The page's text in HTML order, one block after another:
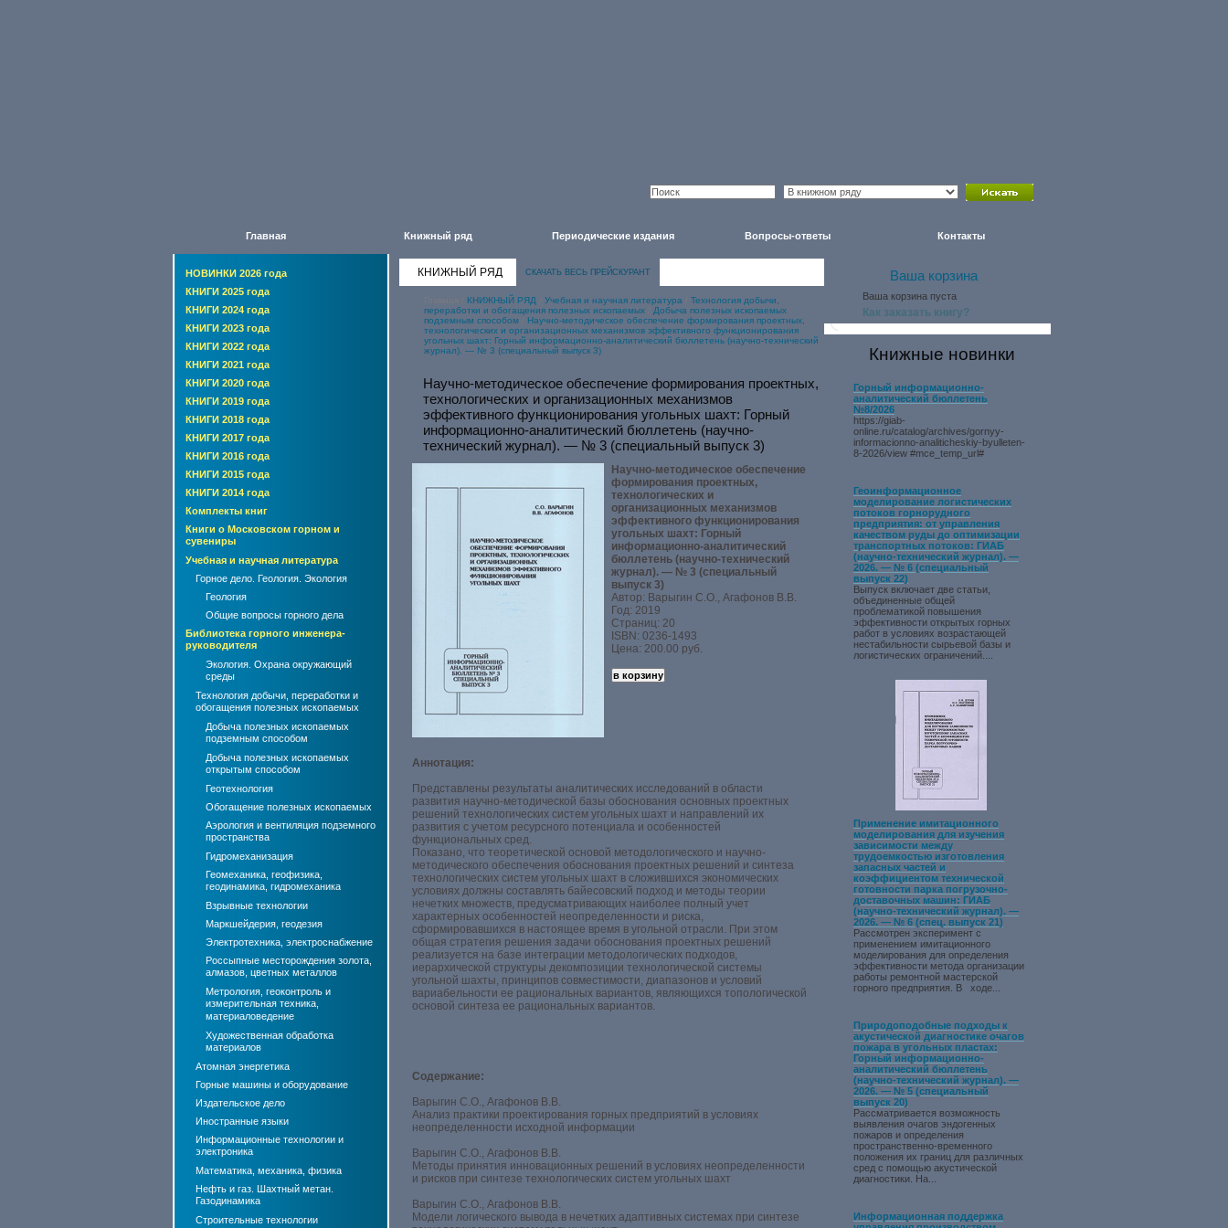
Главная Книжный ряд Периодические издания Вопросы-ответы Контакты
НОВИНКИ 2026 года
КНИГИ 2025 года
КНИГИ 2024 года
КНИГИ 2023 года
КНИГИ 2022 года
КНИГИ 2021 года
КНИГИ 2020 года
КНИГИ 2019 года
КНИГИ 2018 года
КНИГИ 2017 года
КНИГИ 2016 года
КНИГИ 2015 года
КНИГИ 2014 года
Комплекты книг
Книги о Московском горном и
сувениры
Учебная и научная литература
Горное дело. Геология. Экология
Геология
Общие вопросы горного дела
Библиотека горного инженера-
руководителя
Экология. Охрана окружающий
среды
Технология добычи, переработки и
обогащения полезных ископаемых
Добыча полезных ископаемых
подземным способом
Добыча полезных ископаемых
открытым способом
Геотехнология
Обогащение полезных ископаемых
Аэрология и вентиляция подземного
пространства
Гидромеханизация
Геомеханика, геофизика,
геодинамика, гидромеханика
Взрывные технологии
Маркшейдерия, геодезия
Электротехника, электроснабжение
Россыпные месторождения золота,
алмазов, цветных металлов
Метрология, геоконтроль и
измерительная техника,
материаловедение
Художественная обработка
материалов
Атомная энергетика
Горные машины и оборудование
Издательское дело
Иностранные языки
Информационные технологии и
электроника
Математика, механика, физика
Нефть и газ. Шахтный метан.
Газодинамика
Строительные технологии
КНИЖНЫЙ РЯД СКАЧАТЬ ВЕСЬ ПРЕЙСКУРАНТ
КНИЖНЫЙ РЯД Учебная и научная литература
Технология добычи,
переработки и обогащения полезных ископаемых
Добыча полезных ископаемых
подземным способом
Научно-методическое обеспечение формирования проектных,
технологических и организационных механизмов эффективного функционирования
угольных шахт: Горный информационно-аналитический бюллетень (научно-технический
журнал). — № 3 (специальный выпуск 3)
Научно-методическое обеспечение формирования проектных,
технологических и организационных механизмов
эффективного функционирования угольных шахт: Горный
информационно-аналитический бюллетень (научно-
технический журнал). — № 3 (специальный выпуск 3)
Научно-методическое обеспечение
формирования проектных,
технологических и
организационных механизмов
эффективного функционирования
угольных шахт: Горный
информационно-аналитический
бюллетень (научно-технический
журнал). — № 3 (специальный
выпуск 3)
Автор: Варыгин С.О., Агафонов В.В.
Год: 2019
Страниц: 20
ISBN: 0236-1493
Цена: 200.00 руб.
Аннотация:
Представлены результаты аналитических исследований в области
развития научно-методической базы обоснования основных проектных
решений технологических систем угольных шахт и направлений их
развития с учетом ресурсного потенциала и особенностей
функциональных сред.
Показано, что теоретической основой методологического и научно-
методического обеспечения обоснования проектных решений и синтеза
технологических систем угольных шахт в сложившихся экономических
условиях должны составлять байесовский подход и методы теории
нечетких множеств, предусматривающих наиболее полный учет
характерных особенностей неопределенности и риска,
сформировавшихся в настоящее время в угольной отрасли. При этом
общая стратегия решения задачи обоснования проектных решений
реализуется на базе интеграции методологических подходов,
иерархической структуры декомпозиции технологической системы
угольной шахты, принципов совместимости, диапазонов и условий
вариабельности ее рациональных вариантов, являющихся топологической
основой синтеза ее рациональных вариантов.
Содержание:
Варыгин С.О., Агафонов В.В.
Анализ практики проектирования горных предприятий в условиях
неопределенности исходной информации
Варыгин С.О., Агафонов В.В.
Методы принятия инновационных решений в условиях неопределенности
и рисков при синтезе технологических систем угольных шахт
Варыгин С.О., Агафонов В.В.
Модели логического вывода в нечетких адаптивных системах при синтезе
Ваша корзина
Ваша корзина пуста
Как заказать книгу?
Книжные новинки
Горный информационно-
аналитический бюллетень
№8/2026
https://giab-
online.ru/catalog/archives/gornyy-
informacionno-analiticheskiy-byulleten-
8-2026/view #mce_temp_url#
Геоинформационное
моделирование логистических
потоков горнорудного
предприятия: от управления
качеством руды до оптимизации
транспортных потоков: ГИАБ
(научно-технический журнал). —
2026. — № 6 (специальный
выпуск 22)
Выпуск включает две статьи,
объединенные общей
проблематикой повышения
эффективности открытых горных
работ в условиях возрастающей
нестабильности сырьевой базы и
логистических ограничений....
Применение имитационного
моделирования для изучения
зависимости между
трудоемкостью изготовления
запасных частей и
коэффициентом технической
готовности парка погрузочно-
доставочных машин: ГИАБ
(научно-технический журнал). —
2026. — № 6 (спец. выпуск 21)
Рассмотрен эксперимент с
применением имитационного
моделирования для определения
эффективности метода организации
работы ремонтной мастерской
горного предприятия. В ходе...
Природоподобные подходы к
акустической диагностике очагов
пожара в угольных пластах:
Горный информационно-
аналитический бюллетень
(научно-технический журнал). —
2026. — № 5 (специальный
выпуск 20)
Рассматривается возможность
выявления очагов эндогенных
пожаров и определения
пространственно-временного
положения их границ для различных
сред с помощью акустической
диагностики. На...
Информационная поддержка